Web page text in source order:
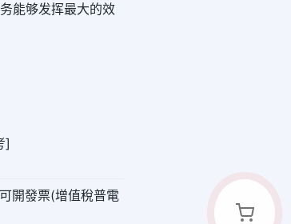
能够发挥最大的效
]
開發票(增值稅普電